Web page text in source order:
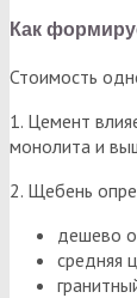
Как
Стоимость
1. Цемент
монолита и
2. Щебень
дешево
средняя